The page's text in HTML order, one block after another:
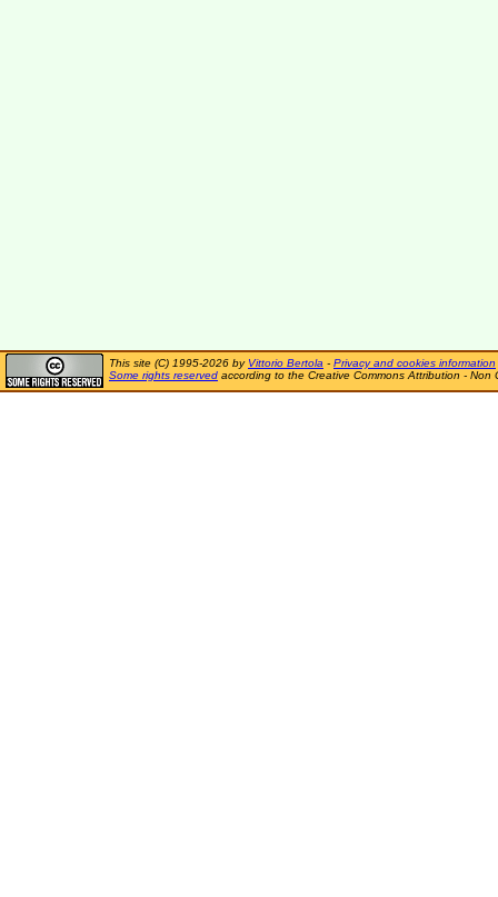
This site (C) 1995-2026 by Vittorio Bertola - Privacy and cookies information
Some rights reserved according to the Creative Commons Attribution - Non